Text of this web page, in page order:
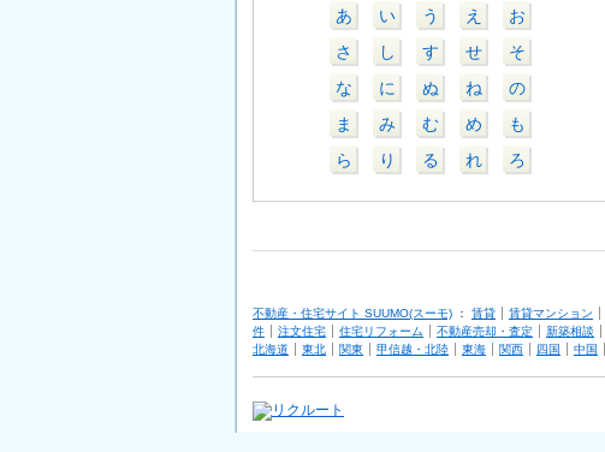
あ い う え
お
さ
し す せ
そ
な
に ぬ ね
の
ま
み む め
も
ら
り る れ ろ
不動産・住宅サイト SUUMO(スーモ) ： 賃貸 賃貸マンション
件
注文住宅 住宅リフォーム 不動産売却・査定 新築相談
北海道
東北 関東 甲信越・北陸 東海 関西 四国 中国